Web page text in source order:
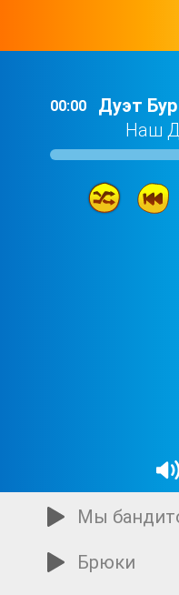
00:00
Дуэт
Наш
Звездочет
Брюки